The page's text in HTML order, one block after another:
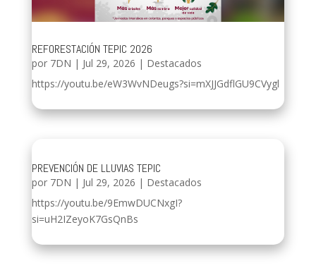
REFORESTACIÓN TEPIC 2026
por 7DN | Jul 29, 2026 | Destacados
https://youtu.be/eW3WvNDeugs?si=mXJJGdflGU9CVygl
PREVENCIÓN DE LLUVIAS TEPIC
por 7DN | Jul 29, 2026 | Destacados
https://youtu.be/9EmwDUCNxgI?
si=uH2IZeyoK7GsQnBs